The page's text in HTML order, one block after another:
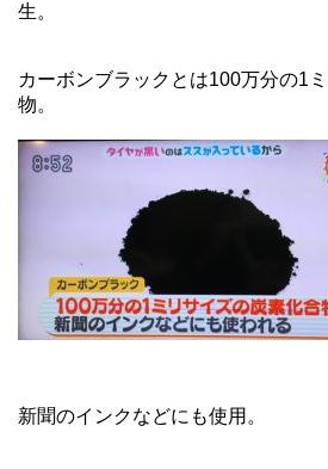
生。
カーボンブラックとは100万分の1
物。
新聞のインクなどにも使用。